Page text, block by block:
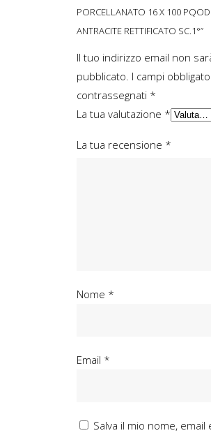
PORCELLANATO 16 X 100 PQOD
ANTRACITE RETTIFICATO SC.1°”
Il tuo indirizzo email non
pubblicato. I campi
contrassegnati *
La tua valutazione *
La tua recensione *
Nome *
Email *
Salva il mio nome, email